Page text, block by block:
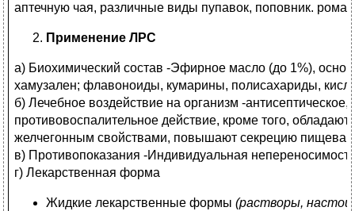
аптечную чая, различные виды пупавок, поповник.
Применение ЛРС
а) Биохимический состав -Эфирное масло (до 1%),
хамузален; флавоноиды, кумарины, полисахариды,
б) Лечебное воздействие на организм -антисептическое,
противовоспалительное действие, кроме того,
желчегонным свойствами, повышают секрецию
в) Противопоказания -Индивидуальная
г) Лекарственная форма
Жидкие лекарственные формы (растворы,